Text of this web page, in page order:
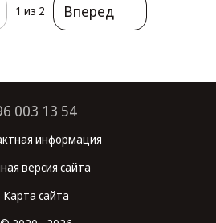
1 из 2 Вперед
003 13 54
информация
версия сайта
Карта сайта